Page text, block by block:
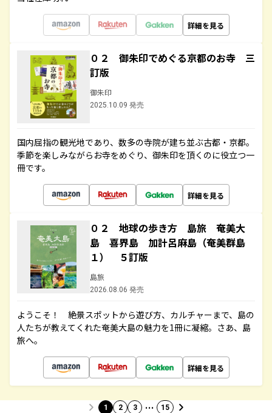
詳細を見る
０２ 御朱印でめぐる京都のお寺 三
訂版
御朱印
2025.10.09 発売
国内屈指の観光地であり、数多の寺院が建ち並ぶ古都・京都。
季節を楽しみながらお寺をめぐり、御朱印を頂くのに役立つ一
冊です。
詳細を見る
０２ 地球の歩き方 島旅 奄美大
島 喜界島 加計呂麻島（奄美群島
１） ５訂版
島旅
2026.08.06 発売
ようこそ！ 絶景スポットから遊び方、カルチャーまで、島の
人たちが教えてくれた奄美大島の魅力を1冊に凝縮。さあ、島
旅へ。
詳細を見る
1 2 3 … 15